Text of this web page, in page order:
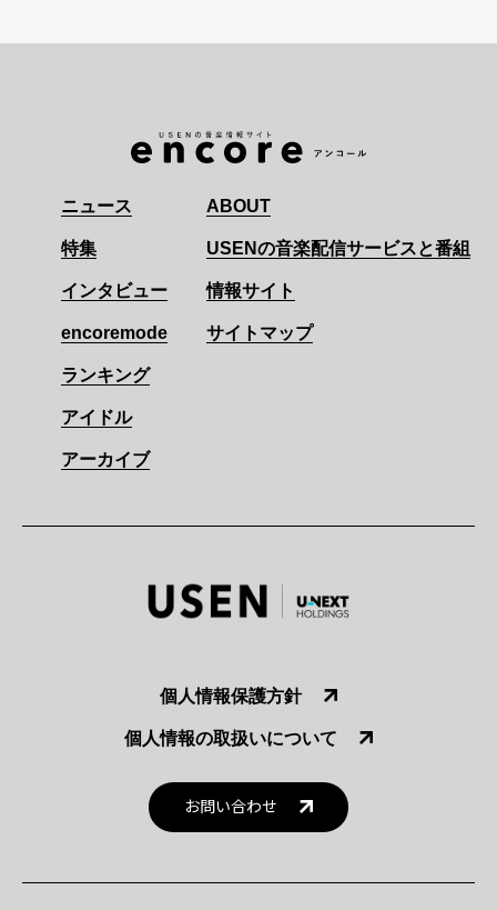
ニュース
特集
インタビュー
encoremode
ランキング
アイドル
アーカイブ
ABOUT
USENの音楽配信サービスと番組
情報サイト
サイトマップ
個人情報保護方針
個人情報の取扱いについて
お問い合わせ